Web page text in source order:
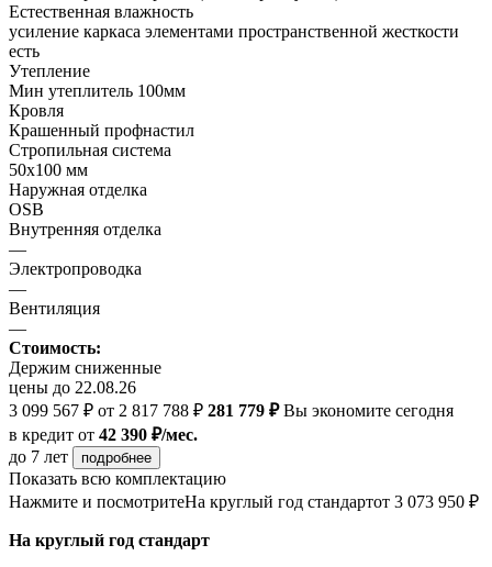
Естественная влажность
усиление каркаса элементами пространственной жесткости
есть
Утепление
Мин утеплитель 100мм
Кровля
Крашенный профнастил
Стропильная система
50х100 мм
Наружная отделка
OSB
Внутренняя отделка
—
Электропроводка
—
Вентиляция
—
Стоимость:
Держим сниженные
цены до 22.08.26
3 099 567 ₽ от 2 817 788 ₽ 281 779 ₽Вы экономите сегодня
в кредит от 42 390 ₽/мес.
до 7 лет
подробнее
Показать всю комплектацию
Нажмите и посмотритеНа круглый год стандартот 3 073 950 ₽
На круглый год стандарт